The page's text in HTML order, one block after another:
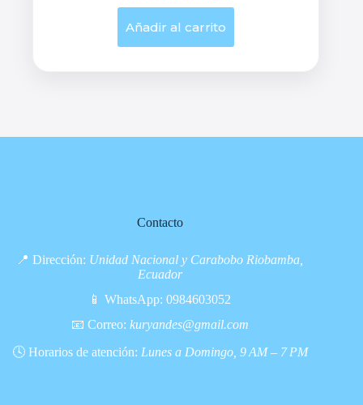
Añadir al carrito
Contacto
📍 Dirección: Unidad Nacional y Carabobo Riobamba,
Ecuador
📱 WhatsApp:0984603052
📧 Correo: kuryandes@gmail.com
🕓 Horarios de atención: Lunes a Domingo, 9 AM – 7 PM